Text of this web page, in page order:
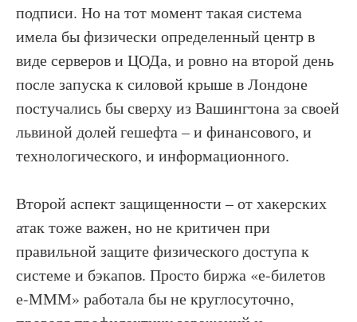
подписи. Но на тот момент такая система
имела бы физически определенный центр в
виде серверов и ЦОДа, и ровно на второй день
после запуска к силовой крыше в Лондоне
постучались бы сверху из Вашингтона за своей
львиной долей гешефта – и финансового, и
технологического, и информационного.
Второй аспект защищенности – от хакерских
атак тоже важен, но не критичен при
правильной защите физического доступа к
системе и бэкапов. Просто биржа «е-билетов
е-МММ» работала бы не круглосуточно,